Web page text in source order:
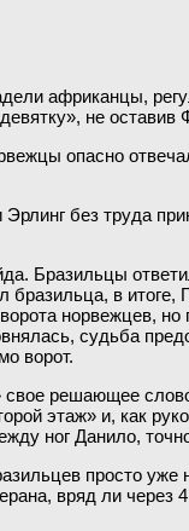
африканцы,
не оставив
опасно
без труда
Бразильцы
в
норвежцев,
судьба
ворот.
свое решающее
этаж» и, как
ног Данило,
просто уже
вряд ли через